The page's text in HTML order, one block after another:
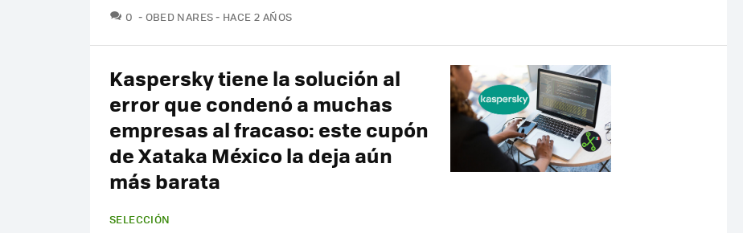
0 COMENTARIOS
OBED NARES HACE 2 AÑOS
Kaspersky tiene la solución al
error que condenó a muchas
empresas al fracaso: este cupón
de Xataka México la deja aún
más barata
SELECCIÓN